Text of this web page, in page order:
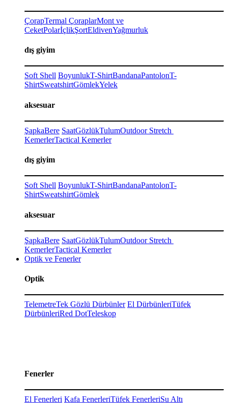
ÇorapTermal ÇoraplarMont ve
CeketPolarİçlikŞortEldivenYağmurluk
dış giyim
Soft Shell BoyunlukT-ShirtBandanaPantolonT-
ShirtSweatshirtGömlekYelek
aksesuar
ŞapkaBere SaatGözlükTulumOutdoor Stretch
KemerlerTactical Kemerler
dış giyim
Soft Shell BoyunlukT-ShirtBandanaPantolonT-
ShirtSweatshirtGömlek
aksesuar
ŞapkaBere SaatGözlükTulumOutdoor Stretch
KemerlerTactical Kemerler
Optik ve Fenerler
Optik
TelemetreTek Gözlü Dürbünler El DürbünleriTüfek
DürbünleriRed DotTeleskop
Fenerler
El Fenerleri Kafa FenerleriTüfek FenerleriSu Altı